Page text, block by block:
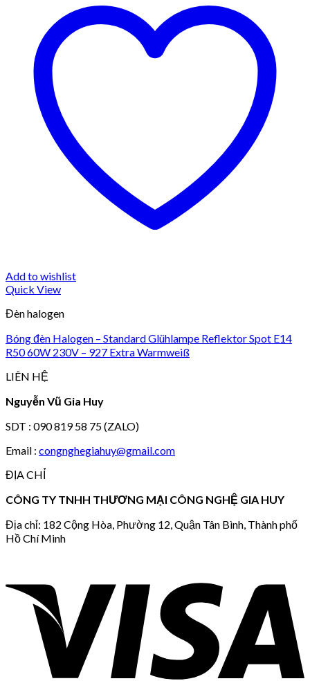
Add to wishlist
Quick View
Đèn halogen
Bóng đèn Halogen – Standard Glühlampe Reflektor Spot E14
R50 60W 230V – 927 Extra Warmweiß
LIÊN HỆ
Nguyễn Vũ Gia Huy
SDT : 090 819 58 75 (ZALO)
Email : congnghegiahuy@gmail.com
ĐỊA CHỈ
CÔNG TY TNHH THƯƠNG MẠI CÔNG NGHỆ GIA HUY
Địa chỉ: 182 Cộng Hòa, Phường 12, Quận Tân Bình, Thành phố
Hồ Chí Minh